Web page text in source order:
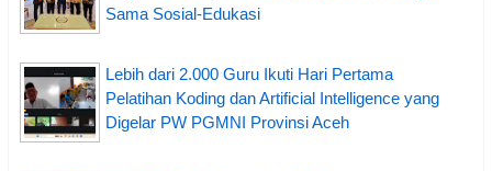
Sama Sosial-Edukasi
Lebih dari 2.000 Guru Ikuti Hari Pertama
Pelatihan Koding dan Artificial Intelligence yang
Digelar PW PGMNI Provinsi Aceh